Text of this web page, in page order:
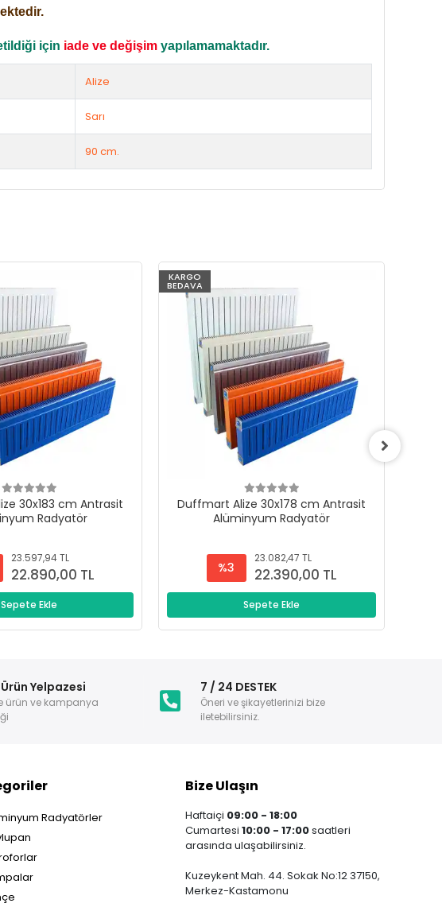
için iade ve değişim yapılamamaktadır.
Alize
Sarı
90 cm.
30x183 cm Antrasit
Radyatör
23.597,94 TL
22.890,00 TL
Sepete Ekle
KARGO
BEDAVA
Duffmart Alize 30x178 cm Antrasit
Alüminyum Radyatör
%3
23.082,47 TL
22.390,00 TL
Sepete Ekle
Yelpazesi
ürün ve kampanya
7 / 24 DESTEK
Öneri ve şikayetlerinizi bize
iletebilirsiniz.
Radyatörler
Bize Ulaşın
Haftaiçi 09:00 - 18:00
Cumartesi 10:00 - 17:00saatleri
arasında ulaşabilirsiniz.
Kuzeykent Mah. 44. Sokak No:12 37150,
Merkez-Kastamonu